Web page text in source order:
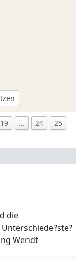
19 … 24
25
die
Wendt